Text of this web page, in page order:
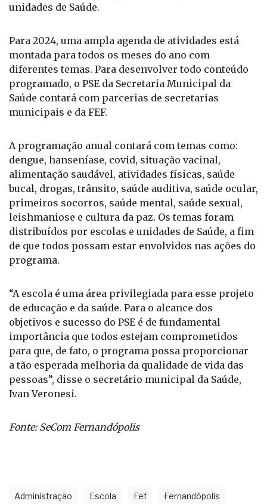
unidades de Saúde.
Para 2024, uma ampla agenda de atividades está
montada para todos os meses do ano com
diferentes temas. Para desenvolver todo conteúdo
programado, o PSE da Secretaria Municipal da
Saúde contará com parcerias de secretarias
municipais e da FEF.
A programação anual contará com temas como:
dengue, hanseníase, covid, situação vacinal,
alimentação saudável, atividades físicas, saúde
bucal, drogas, trânsito, saúde auditiva, saúde ocular,
primeiros socorros, saúde mental, saúde sexual,
leishmaniose e cultura da paz. Os temas foram
distribuídos por escolas e unidades de Saúde, a fim
de que todos possam estar envolvidos nas ações do
programa.
“A escola é uma área privilegiada para esse projeto
de educação e da saúde. Para o alcance dos
objetivos e sucesso do PSE é de fundamental
importância que todos estejam comprometidos
para que, de fato, o programa possa proporcionar
a tão esperada melhoria da qualidade de vida das
pessoas”, disse o secretário municipal da Saúde,
Ivan Veronesi.
Fonte: SeCom Fernandópolis
Administração Escola Fef Fernandópolis